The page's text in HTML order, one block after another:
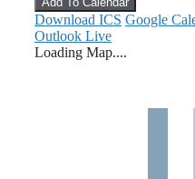
Download ICS Google
Outlook Live
Loading Map....